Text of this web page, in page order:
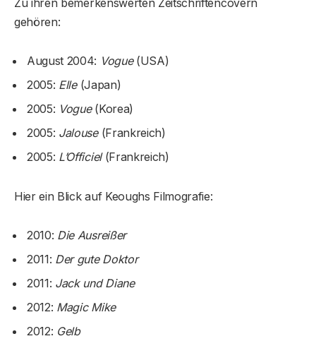
Zu ihren bemerkenswerten Zeitschriftencovern
gehören:
August 2004: Vogue(USA)
2005: Elle(Japan)
2005: Vogue(Korea)
2005: Jalouse(Frankreich)
2005: L’Officiel(Frankreich)
Hier ein Blick auf Keoughs Filmografie:
2010: Die Ausreißer
2011: Der gute Doktor
2011: Jack und Diane
2012: Magic Mike
2012: Gelb